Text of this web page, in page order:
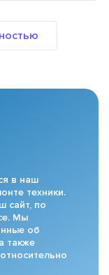
в наш
техники.
сайт, по
Мы
об
также